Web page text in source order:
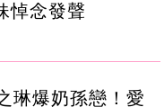
悼念發聲
琳爆奶孫戀！愛